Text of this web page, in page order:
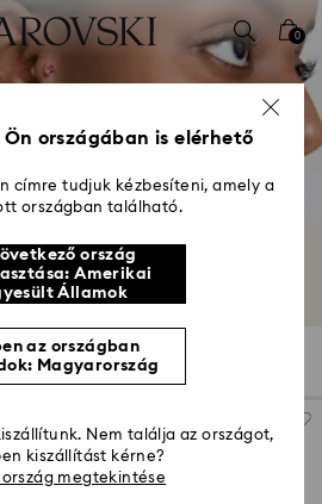
0
bedugós fülbevalóinkkal mindenkit elbűvöl
szűrő
szűrő Rendezési szempont
Rendezési
szempont
Ön országában is elérhető
címre tudjuk kézbesíteni, amely a
országban található.
ország
Amerikai
Államok
az országban
Magyarország
Nem találja az országot,
kiszállítást kérne?
ország megtekintése